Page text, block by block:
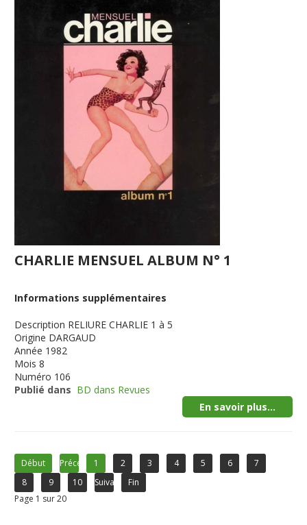
CHARLIE MENSUEL ALBUM N° 1
Informations supplémentaires
Description RELIURE CHARLIE 1 à 5
Origine DARGAUD
Année 1982
Mois 8
Numéro 106
Publié dans BD dans Revues
En savoir plus...
Début Précédent1 2 3 4 5 6
7
8
9 10 Suivant
Fin
Page 1 sur 20